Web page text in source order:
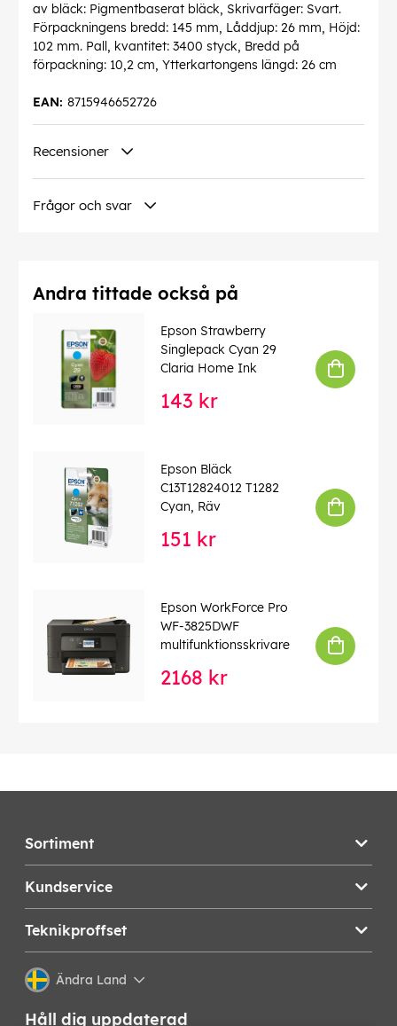
av bläck: Pigmentbaserat bläck, Skrivarfäger: Svart.
Förpackningens bredd: 145 mm, Låddjup: 26 mm, Höjd:
102 mm. Pall, kvantitet: 3400 styck, Bredd på
förpackning: 10,2 cm, Ytterkartongens längd: 26 cm
8715946652726
EAN:
Recensioner
Frågor och svar
Andra tittade också på
Epson Strawberry
Singlepack Cyan 29
Claria Home Ink
143 kr
Epson Bläck
C13T12824012 T1282
Cyan, Räv
151 kr
Epson WorkForce Pro
WF-3825DWF
multifunktionsskrivare
2168 kr
Sortiment
Kundservice
Teknikproffset
Ändra Land
Håll dig uppdaterad